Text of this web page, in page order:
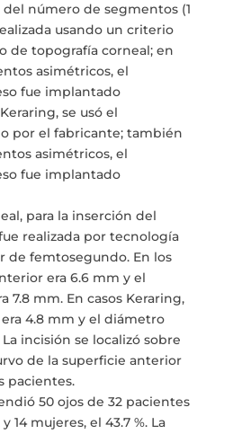
del número de segmentos (1
usando un criterio
de topografía corneal; en
asimétricos, el
fue implantado
se usó el
por el fabricante; también
asimétricos, el
fue implantado
para la inserción del
realizada por tecnología
de femtosegundo. En los
era 6.6 mm y el
7.8 mm. En casos Keraring,
4.8 mm y el diámetro
incisión se localizó sobre
de la superficie anterior
pacientes.
50 ojos de 32 pacientes
14 mujeres, el 43.7 %. La